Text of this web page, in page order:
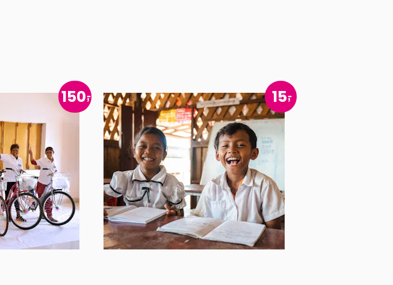
150 15
Schoolspullen
voor één kind